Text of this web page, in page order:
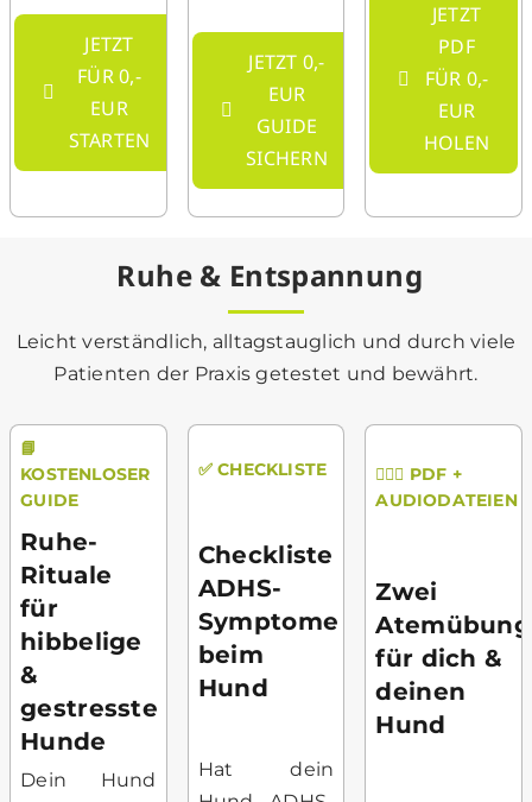
JETZT
FÜR 0,-
EUR
STARTEN
JETZT 0,-
EUR
GUIDE
SICHERN
JETZT
PDF
FÜR 0,-
EUR
HOLEN
Ruhe & Entspannung
Leicht verständlich, alltagstauglich und durch viele
Patienten der Praxis getestet und bewährt.
📘
KOSTENLOSER
GUIDE
Ruhe-
Rituale
für
hibbelige
&
gestresste
Hunde
Dein Hund
✅ CHECKLISTE
Checkliste
ADHS-
Symptome
beim
Hund
Hat dein
🧘🏻‍♀️ PDF +
AUDIODATEIEN
Zwei
für dich &
deinen
Hund